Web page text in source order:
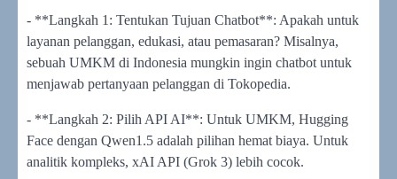
- **Langkah 1: Tentukan Tujuan Chatbot**: Apakah untuk
layanan pelanggan, edukasi, atau pemasaran? Misalnya,
sebuah UMKM di Indonesia mungkin ingin chatbot untuk
menjawab pertanyaan pelanggan di Tokopedia.
- **Langkah 2: Pilih API AI**: Untuk UMKM, Hugging
Face dengan Qwen1.5 adalah pilihan hemat biaya. Untuk
analitik kompleks, xAI API (Grok 3) lebih cocok.